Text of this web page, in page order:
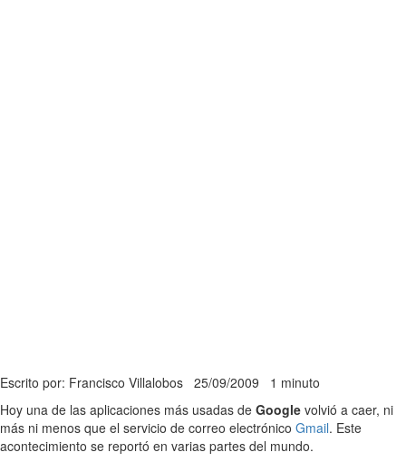
Escrito por: Francisco Villalobos 25/09/2009 1 minuto
Hoy una de las aplicaciones más usadas de Google volvió a caer, ni
más ni menos que el servicio de correo electrónico Gmail. Este
acontecimiento se reportó en varias partes del mundo.